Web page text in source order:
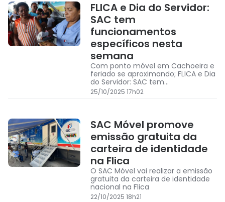
FLICA e Dia do Servidor:
SAC tem
funcionamentos
específicos nesta
semana
Com ponto móvel em Cachoeira e
feriado se aproximando; FLICA e Dia
do Servidor: SAC tem
funcionamentos específicos nesta
semana
25/10/2025 17h02
SAC Móvel promove
emissão gratuita da
carteira de identidade
na Flica
O SAC Móvel vai realizar a emissão
gratuita da carteira de identidade
nacional na Flica
22/10/2025 18h21